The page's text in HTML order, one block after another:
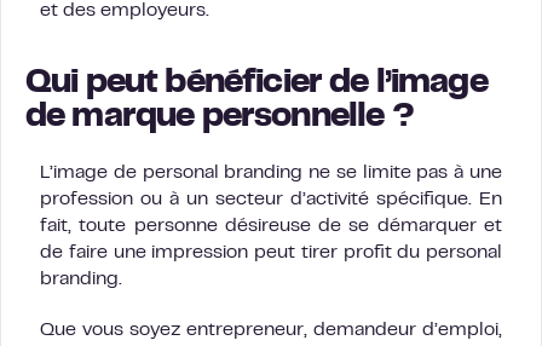
et des employeurs.
Qui peut bénéficier de l’image
de marque personnelle ?
L’image de personal branding ne se limite pas à une
profession ou à un secteur d’activité spécifique. En
fait, toute personne désireuse de se démarquer et
de faire une impression peut tirer profit du personal
branding.
Que vous soyez entrepreneur, demandeur d’emploi,